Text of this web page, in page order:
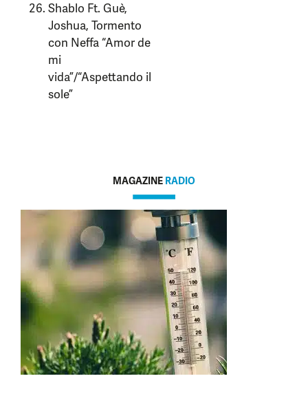
Shablo Ft. Guè,
Joshua, Tormento
con Neffa “Amor de
mi
vida”/“Aspettando il
sole”
MAGAZINE RADIO